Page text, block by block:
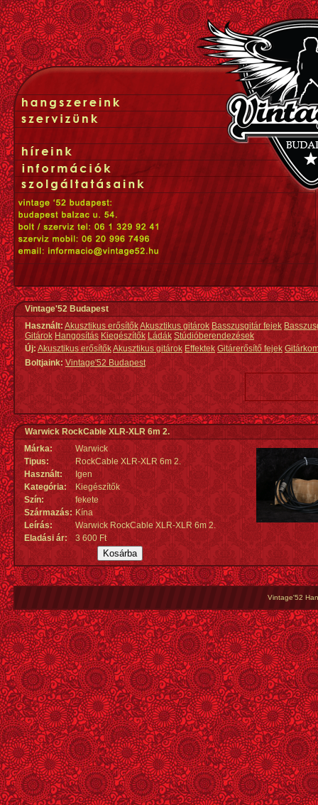
Vintage'52 Budapest
Használt: Akusztikus erősítőkAkusztikus gitárok Basszusgitár fejek
Gitárok Hangosítás Kiegészítők Ládák Stúdióberendezések
Új:Akusztikus erősítőkAkusztikus gitárok Effektek Gitárerősítő fejek
Boltjaink: Vintage'52 Budapest
Warwick RockCable XLR-XLR 6m 2.
Márka:
Warwick
Tipus:
RockCable XLR-XLR 6m 2.
Használt:
Igen
Kategória:
Kiegészítők
Szín:
fekete
Származás: Kína
Leírás:
Warwick RockCable XLR-XLR 6m 2.
Eladási ár:
3 600 Ft
Vintage'52